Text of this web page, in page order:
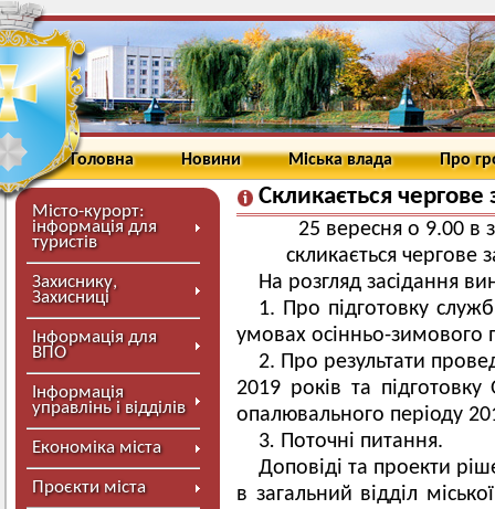
Головна Новини Міська влада Про
Місто-курорт:
інформація для
туристів
Захиснику,
Захисниці
Інформація для
ВПО
Інформація
управлінь і відділів
Економіка міста
Проєкти міста
Скликається чергове
25 вересня о 9.00 в
скликається чергове
На розгляд засідання
1. Про підготовку
умовах осінньо-зимового
2. Про результати
2019 років та
опалювального періоду
3. Поточні питання.
Доповіді та проекти
в загальний відділ